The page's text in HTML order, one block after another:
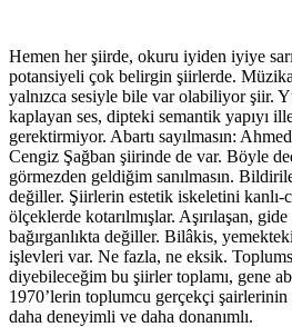
Hemen her şiirde, okuru iyiden iyiye
potansiyeli çok belirgin şiirlerde.
yalnızca sesiyle bile var olabiliyor şiir.
kaplayan ses, dipteki semantik yapıyı ille
gerektirmiyor. Abartı sayılmasın:
Cengiz Şağban şiirinde de var. Böyle
görmezden geldiğim sanılmasın.
değiller. Şiirlerin estetik iskeletini kanlı-
ölçeklerde kotarılmışlar. Aşırılaşan,
bağırganlıkta değiller. Bilâkis,
işlevleri var. Ne fazla, ne eksik.
diyebileceğim bu şiirler toplamı, gene
1970’lerin toplumcu gerçekçi
daha deneyimli ve daha donanımlı.